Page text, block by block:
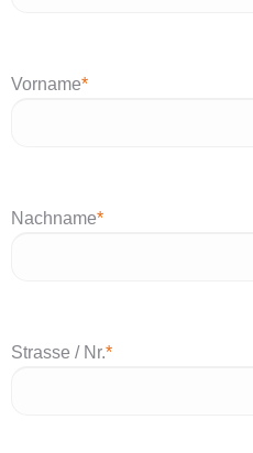
Vorname*
Nachname*
Strasse / Nr.*